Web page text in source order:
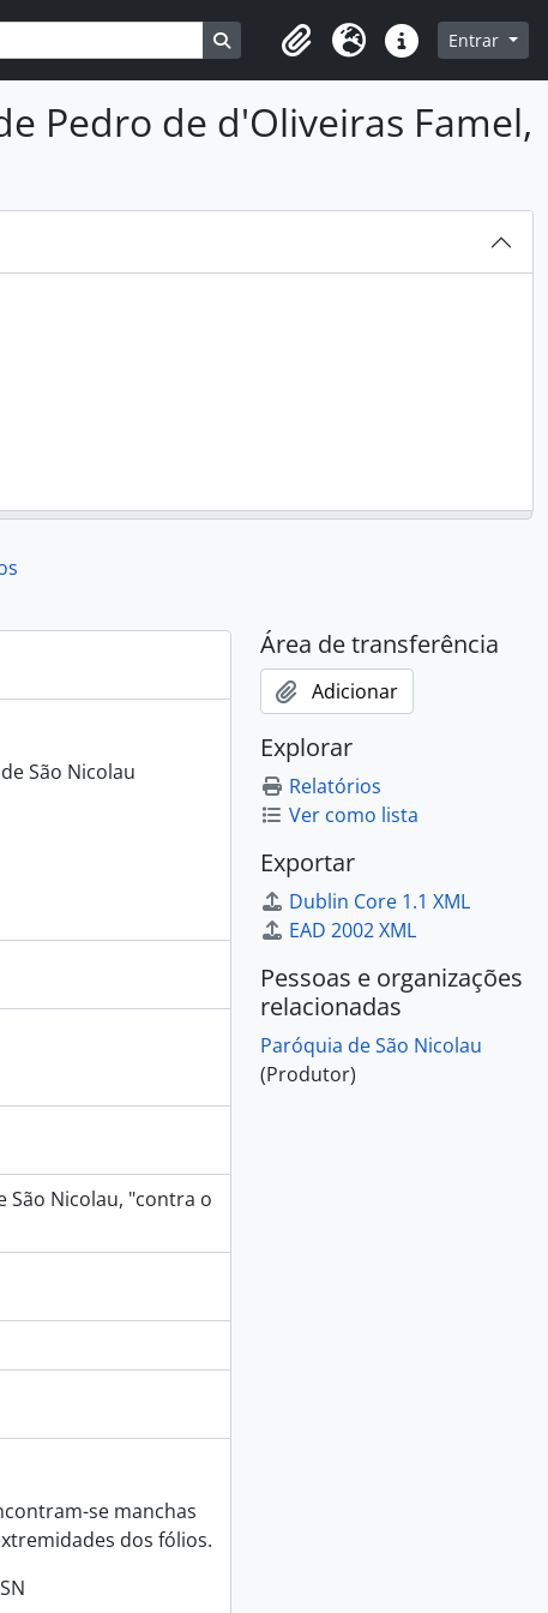
Busque na página de navegação
Clipboard
Idioma Ligações rápidas
Entrar
Pedro de d'Oliveiras Famel,
São Nicolau
São Nicolau, "contra o
se manchas
dos fólios.
Área de transferência
Adicionar
Explorar
Relatórios
Ver como lista
Exportar
Dublin Core 1.1 XML
EAD 2002 XML
Pessoas e organizações
relacionadas
Paróquia de São Nicolau
(Produtor)